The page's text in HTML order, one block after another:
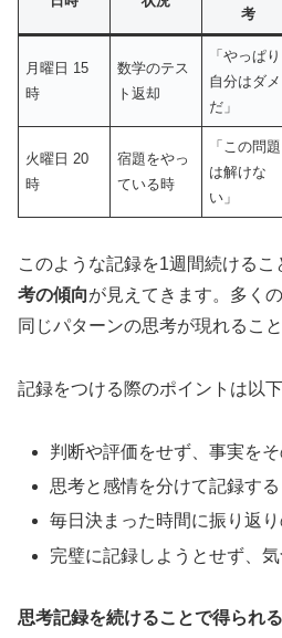
考
月曜日 15
時
数学のテス
ト返却
「やっぱり
自分はダメ
だ」
火曜日 20
時
宿題をやっ
ている時
「この問題
は解けな
い」
このような記録を1週間続けるこ
考の傾向が見えてきます。多く
同じパターンの思考が現れるこ
記録をつける際のポイントは以下
判断や評価をせず、事実を
思考と感情を分けて記録する
毎日決まった時間に振り返
完璧に記録しようとせず、
思考記録を続けることで得られ